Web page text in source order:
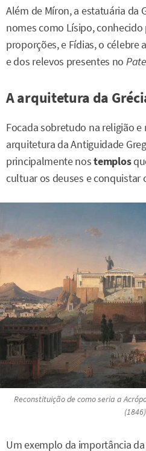
Além de Míron, a estatuária da
nomes como Lísipo,
proporções, e Fídias, o célebre
e dos relevos presentes no
A arquitetura da
Focada sobretudo na religião e
arquitetura da Antiguidade
principalmente nostemplos
cultuar os deuses e conquistar
Reconstituição de como seria a
(1846)
Um exemplo da importância